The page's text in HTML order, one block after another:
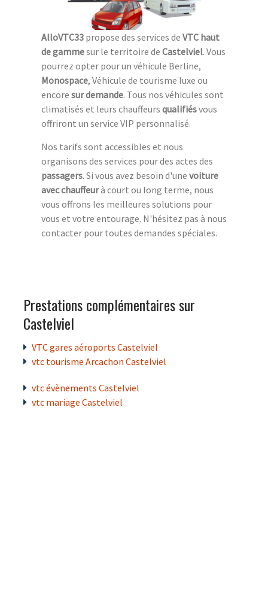
AlloVTC33 propose des services de VTC haut
de gammesur le territoire de Castelviel. Vous
pourrez opter pour un véhicule Berline,
Monospace, Véhicule de tourisme luxe ou
encore sur demande. Tous nos véhicules sont
climatisés et leurs chauffeurs qualifiésvous
offriront un service VIP personnalisé.
Nos tarifs sont accessibles et nous
organisons des services pour des actes des
passagers. Si vous avez besoin d'une voiture
avec chauffeurà court ou long terme, nous
vous offrons les meilleures solutions pour
vous et votre entourage. N'hésitez pas à nous
contacter pour toutes demandes spéciales.
Prestations complémentaires sur
Castelviel
VTC gares aéroports Castelviel
vtc tourisme Arcachon Castelviel
vtc évènements Castelviel
vtc mariage Castelviel